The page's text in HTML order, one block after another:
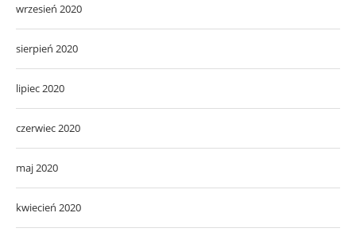
wrzesień 2020
sierpień 2020
lipiec 2020
czerwiec 2020
maj 2020
kwiecień 2020